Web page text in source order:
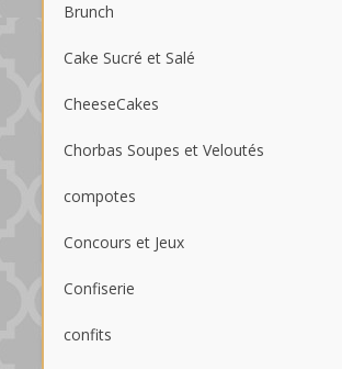
Brunch
Cake Sucré et Salé
CheeseCakes
Chorbas Soupes et Veloutés
compotes
Concours et Jeux
Confiserie
confits